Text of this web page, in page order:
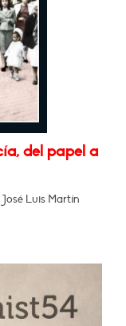
del papel a
Luis Martín